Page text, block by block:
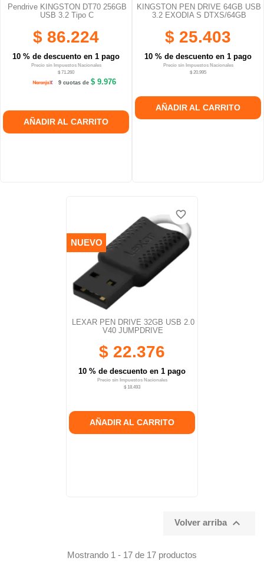
Pendrive KINGSTON DT70 256GB
USB 3.2 Tipo C
$ 86.224
10 % de descuento en 1 pago
Precio sin Impuestos Nacionales
$ 71.260
9 cuotas de $ 9.976
AÑADIR AL CARRITO
KINGSTON PEN DRIVE 64GB USB
3.2 EXODIA S DTXS/64GB
$ 25.403
10 % de descuento en 1 pago
Precio sin Impuestos Nacionales
$ 20.995
AÑADIR AL CARRITO
LEXAR PEN DRIVE 32GB USB 2.0
V40 JUMPDRIVE
$ 22.376
10 % de descuento en 1 pago
Precio sin Impuestos Nacionales
$ 18.493
AÑADIR AL CARRITO
NUEVO
favorite_border
favorite_border
Volver arriba 
Mostrando 1 - 17 de 17 productos